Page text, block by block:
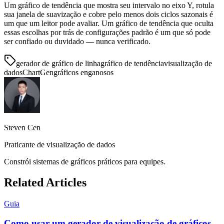
Um gráfico de tendência que mostra seu intervalo no eixo Y, rotula
sua janela de suavização e cobre pelo menos dois ciclos sazonais é
um que um leitor pode avaliar. Um gráfico de tendência que oculta
essas escolhas por trás de configurações padrão é um que só pode
ser confiado ou duvidado — nunca verificado.
gerador de gráfico de linhagráfico de tendênciavisualização de
dadosChartGengráficos enganosos
Steven Cen
Praticante de visualização de dados
Constrói sistemas de gráficos práticos para equipes.
Related Articles
Guia